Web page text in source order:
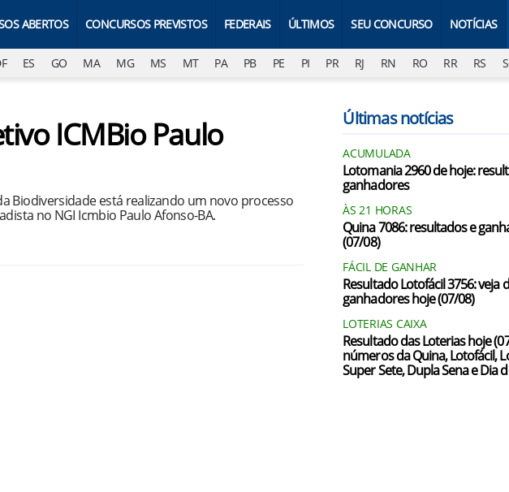
ABERTOS CONCURSOS PREVISTOS FEDERAIS ÚLTIMOS SEU CONCURSO NOTÍCIAS
ES GO MA MG MS MT PA PB PE PI PR RJ RN RO RR RS
ICMBio Paulo
Biodiversidade está realizando um novo processo
no NGI Icmbio Paulo Afonso-BA.
Últimas notícias
ACUMULADA
Lotomania 2960 de hoje:
ganhadores
ÀS 21 HORAS
Quina 7086: resultados e
(07/08)
FÁCIL DE GANHAR
Resultado Lotofácil 3756: veja
ganhadores hoje (07/08)
LOTERIAS CAIXA
Resultado das Loterias hoje
números da Quina, Lotofácil,
Super Sete, Dupla Sena e Dia